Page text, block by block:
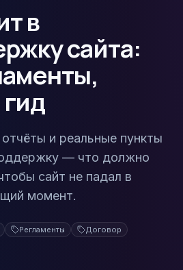
в
сайта:
и реальные пункты
— что должно
сайт не падал в
момент.
Регламенты Договор